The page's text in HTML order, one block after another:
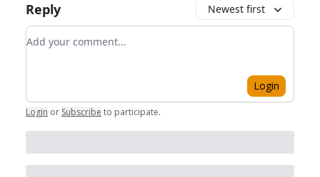
Reply Newest first
Add your comment
Login
Login or Subscribe to participate.